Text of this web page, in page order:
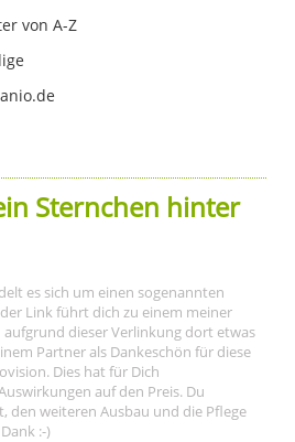
von A-Z
Sternchen hinter
es sich um einen sogenannten
Link führt dich zu einem meiner
dieser Verlinkung dort etwas
Partner als Dankeschön für diese
Dies hat für Dich
auf den Preis. Du
den weiteren Ausbau und die Pflege
:-)